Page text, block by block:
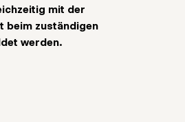
Weg
werden, wofür
erforderlich sind.
erlaubnispflichtigen
beim Amt eingegangen
lediglich ein Nachweis
mit der
beim zuständigen
werden.